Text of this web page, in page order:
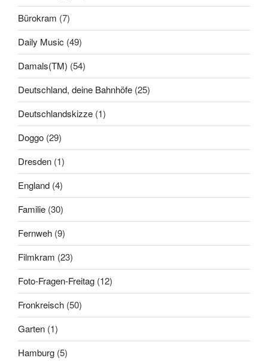
Bürokram (7)
Daily Music (49)
Damals(TM) (54)
Deutschland, deine Bahnhöfe (25)
Deutschlandskizze (1)
Doggo (29)
Dresden (1)
England (4)
Familie (30)
Fernweh (9)
Filmkram (23)
Foto-Fragen-Freitag (12)
Fronkreisch (50)
Garten (1)
Hamburg (5)